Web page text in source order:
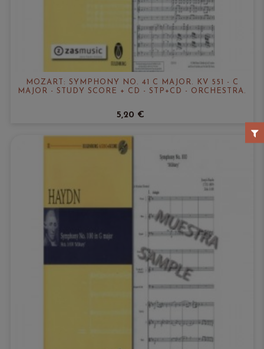
MOZART: SYMPHONY NO. 41 C MAJOR. KV 551 - C
MAJOR - STUDY SCORE + CD - STP+CD - ORCHESTRA.
5,20 €